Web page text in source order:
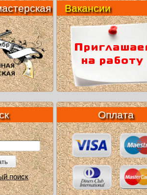
Вакансии
поиск
Оплата